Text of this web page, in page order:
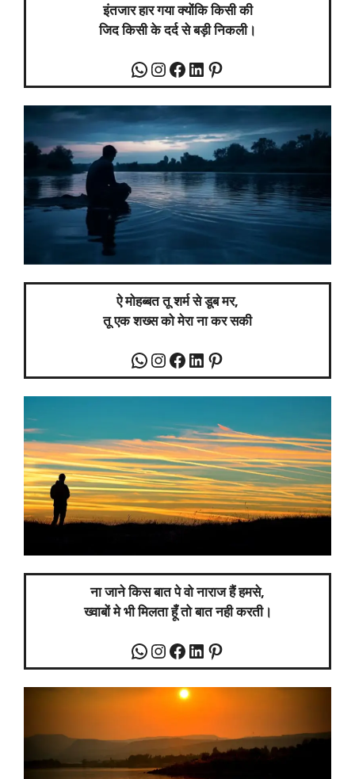
इंतजार हार गया क्योंकि किसी की
जिद किसी के दर्द से बड़ी निकली।
ऐ मोहब्बत तू शर्म से डूब मर,
तू एक शख्स को मेरा ना कर सकी
ना जाने किस बात पे वो नाराज हैं हमसे,
ख्वाबों मे भी मिलता हूँ तो बात नही करती।